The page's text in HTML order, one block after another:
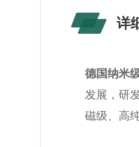
详
德国纳米
发展，研
磁级、高